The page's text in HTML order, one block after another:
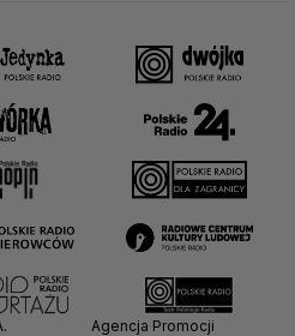
Agencja Promocji